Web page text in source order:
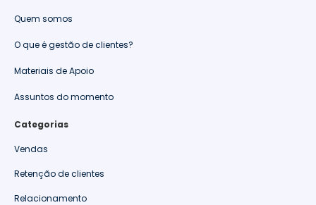
Quem somos
O que é gestão de clientes?
Materiais de Apoio
Assuntos do momento
Categorias
Vendas
Retenção de clientes
Relacionamento